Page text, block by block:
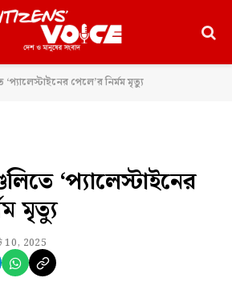
পেলে’র নির্মম মৃত্যু
‘প্যালেস্টাইনের
মৃত্যু
10, 2025